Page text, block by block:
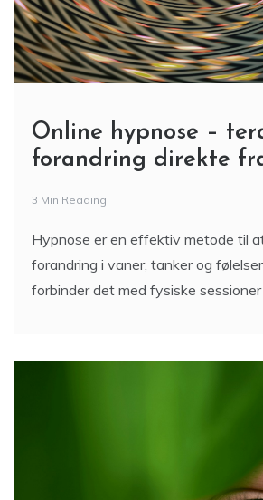
Online hypnose –
forandring direkte
3 Min Reading
Hypnose er en effektiv metode til
forandring i vaner, tanker og
forbinder det med fysiske sessioner